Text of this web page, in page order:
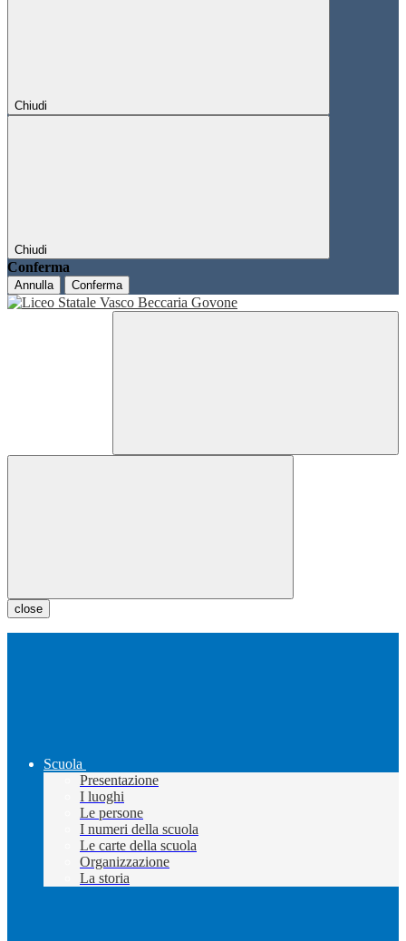
Chiudi
Chiudi
Conferma
Annulla Conferma
close
Scuola
Presentazione
I luoghi
Le persone
I numeri della scuola
Le carte della scuola
Organizzazione
La storia